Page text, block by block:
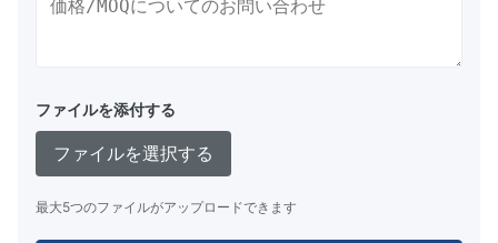
ファイルを添付する
ファイルを選択する
最大5つのファイルがアップロードできます